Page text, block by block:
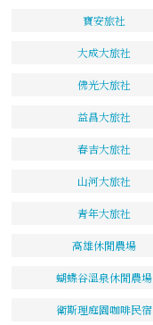
寶安旅社
大成大旅社
佛光大旅社
益昌大旅社
春吉大旅社
山河大旅社
青年大旅社
高雄休閒農場
蝴蝶谷溫泉休閒農場
衛斯理庭園咖啡民宿